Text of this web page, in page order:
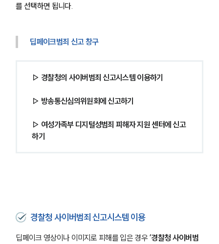
를 선택하면 됩니다.
딥페이크범죄 신고 창구
▷ 경찰청의 사이버범죄 신고시스템 이용하기
▷ 방송통신심의위원회에 신고하기
▷ 여성가족부 디지털성범죄 피해자 지원 센터에 신고
하기
경찰청 사이버범죄 신고시스템 이용
딥페이크 영상이나 이미지로 피해를 입은 경우 ‘경찰청 사이버범